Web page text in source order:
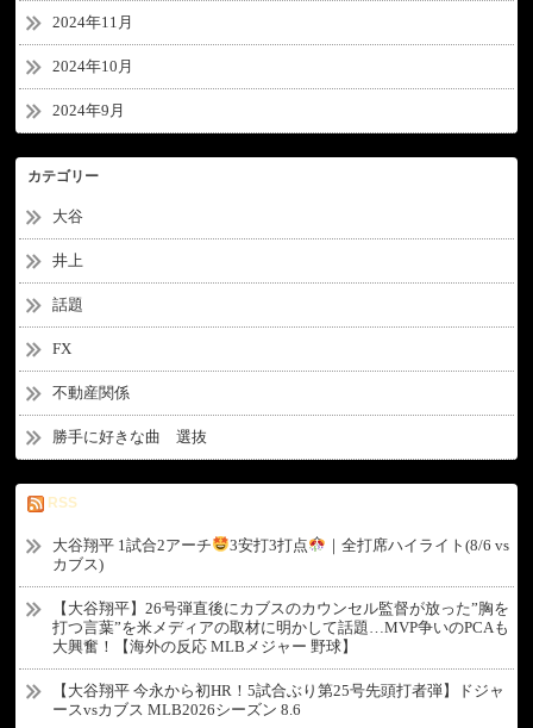
2024年11月
2024年10月
2024年9月
カテゴリー
大谷
井上
話題
FX
不動産関係
勝手に好きな曲 選抜
RSS
大谷翔平 1試合2アーチ 3安打3打点
｜全打席ハイライト(8/6 vs
カブス)
【大谷翔平】26号弾直後にカブスのカウンセル監督が放った”胸を
打つ言葉”を米メディアの取材に明かして話題…MVP争いのPCAも
大興奮！【海外の反応 MLBメジャー 野球】
【大谷翔平 今永から初HR！5試合ぶり第25号先頭打者弾】ドジャ
ースvsカブス MLB2026シーズン 8.6